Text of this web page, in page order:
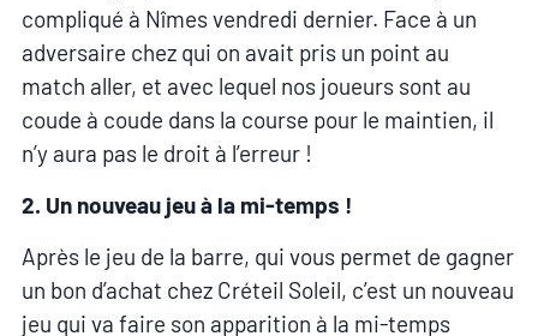
compliqué à Nîmes vendredi dernier. Face à un
adversaire chez qui on avait pris un point au
match aller, et avec lequel nos joueurs sont au
coude à coude dans la course pour le maintien, il
n’y aura pas le droit à l’erreur !
2. Un nouveau jeu à la mi-temps !
Après le jeu de la barre, qui vous permet de gagner
un bon d’achat chez Créteil Soleil, c’est un nouveau
jeu qui va faire son apparition à la mi-temps